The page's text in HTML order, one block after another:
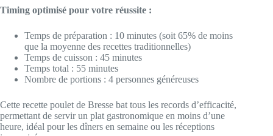
Timing optimisé pour votre réussite :
Temps de préparation : 10 minutes (soit 65% de moins
que la moyenne des recettes traditionnelles)
Temps de cuisson : 45 minutes
Temps total : 55 minutes
Nombre de portions : 4 personnes généreuses
Cette recette poulet de Bresse bat tous les records d’efficacité,
permettant de servir un plat gastronomique en moins d’une
heure, idéal pour les dîners en semaine ou les réceptions